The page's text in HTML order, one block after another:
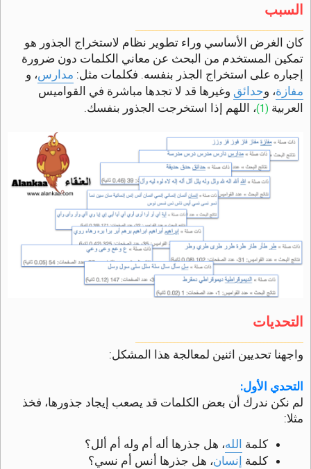
ا
ر
ك
ة
غ
ي
م
ق
ر
و
السبب
كان الغرض الأساسي وراء تطوير نظام لاستخراج الجذور هو
تمكين المستخدم من البحث عن معاني الكلمات دون ضرورة
إجباره على استخراج الجذر بنفسه. فكلمات مثل: مدارس، و
مفازة، وحدائق وغيرها قد لا تجدها مباشرة في القواميس
العربية (1) ، اللهم إذا استخرجت الجذور بنفسك.
التحديات
ـــــــــــــــــــــــــــــــــــــــــــــــــــــــــــــــــــــــــــــــــــــــــــــــــــــــــــــــــــــــــ
واجهنا تحديين اثنين لمعالجة هذا المشكل:
التحدي الأول:
لم نكن ندرك أن بعض الكلمات قد يصعب إيجاد جذورها، فخذ
مثلا:
كلمة الله، هل جذرها أله أم وله أم ألل؟
كلمة إنسان، هل جذرها أنس أم نسي؟